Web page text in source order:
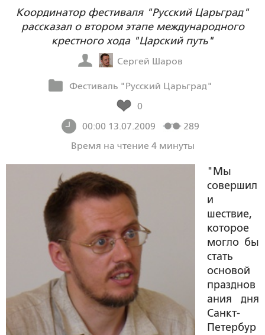
Координатор фестиваля "Русский Царьград"
рассказал о втором этапе международного
крестного хода "Царский путь"
Сергей Шаров
Фестиваль "Русский Царьград"
0
00:00 13.07.2009
289
Время на чтение 4 минуты
"Мы
совершил
и
шествие,
которое
могло бы
стать
основой
празднов
ания дня
Санкт-
Петербур